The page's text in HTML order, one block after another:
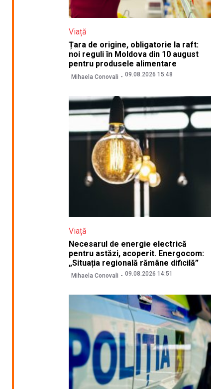
Viață
Țara de origine, obligatorie la raft:
noi reguli în Moldova din 10 august
pentru produsele alimentare
Mihaela Conovali 09.08.2026 15:48
Viață
Necesarul de energie electrică
pentru astăzi, acoperit. Energocom:
„Situația regională rămâne dificilă”
Mihaela Conovali 09.08.2026 14:51